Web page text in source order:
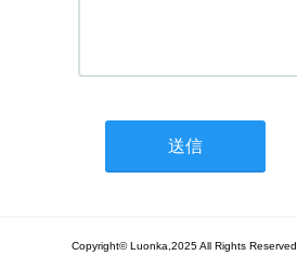
Copyright© Luonka,2025 All Rights Reserved.